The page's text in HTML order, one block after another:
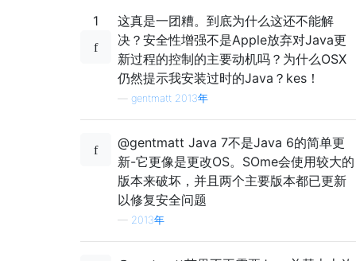
1
这真是一团糟。到底为什么这还不能解
决？安全性增强不是Apple放弃对Java更
新过程的控制的主要动机吗？为什么OSX
仍然提示我安装过时的Java？kes！
gentmatt 2013年
@gentmatt Java 7不是Java 6的简单更
新-它更像是更改OS。SOme会使用较大的
版本来破坏，并且两个主要版本都已更新
以修复安全问题
— 2013年